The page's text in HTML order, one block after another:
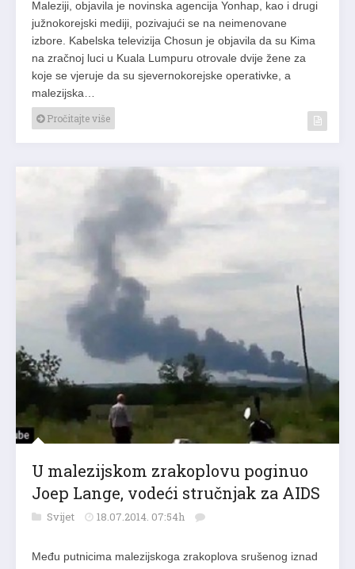
Maleziji, objavila je novinska agencija Yonhap, kao i drugi
južnokorejski mediji, pozivajući se na neimenovane
izbore. Kabelska televizija Chosun je objavila da su Kima
na zračnoj luci u Kuala Lumpuru otrovale dvije žene za
koje se vjeruje da su sjevernokorejske operativke, a
malezijska…
Pročitajte više
U malezijskom zrakoplovu poginuo
Joep Lange, vodeći stručnjak za AIDS
Svijet 18.07.2014. 07:54h
Među putnicima malezijskoga zrakoplova srušenog iznad